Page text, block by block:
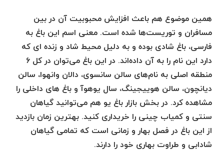
همین موضوع هم باعث افزایش محبوبیت آن در بین
مسافران و توریست‌ها شده است. معنی اسم این باغ به
فارسی، باغ شادی بوده و به دلیل محیط شاد و زنده ای که
دارد این نام را به آن داده‌اند. در این باغ می‌توان در کل ۶
منطقه اصلی به نام‌های سالن سانسوی، دالان وانهوا، سالن
دیانچون، سالن هوییجینگ، سال یوهوآ و باغ های داخلی را
مشاهده کرد. در بخش بازار باغ یو هم می‌توانید گیاهان
سنتی و کمیاب چینی را خریداری کنید. بهترین زمان بازدید
از این باغ در فصل بهار و زمانی است که تمامی گیاهان
شادابی و طراوت بهاری خود را دارند.